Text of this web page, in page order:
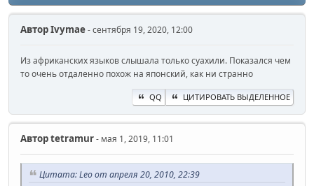
АвторIvymae- сентября 19, 2020, 12:00
Из африканских языков слышала только суахили. Показался чем
то очень отдаленно похож на японский, как ни странно
QQ ЦИТИРОВАТЬ ВЫДЕЛЕННОЕ
Авторtetramur- мая 1, 2019, 11:01
Цитата: Leo от апреля 20, 2010, 22:39